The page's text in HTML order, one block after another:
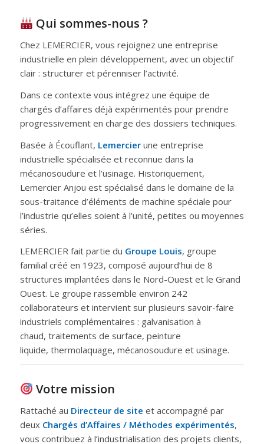
Qui sommes-nous ?
Chez LEMERCIER, vous rejoignez une entreprise
industrielle en plein développement, avec un objectif
clair : structurer et pérenniser l’activité.
Dans ce contexte vous intégrez une équipe de
chargés d’affaires déjà expérimentés pour prendre
progressivement en charge des dossiers techniques.
Basée à Écouflant, Lemercierune entreprise
industrielle spécialisée et reconnue dans la
mécanosoudure et l’usinage. Historiquement,
Lemercier Anjou est spécialisé dans le domaine de la
sous-traitance d’éléments de machine spéciale pour
l’industrie qu’elles soient à l’unité, petites ou moyennes
séries.
LEMERCIER fait partie du Groupe Louis, groupe
familial créé en 1923, composé aujourd’hui de 8
structures implantées dans le Nord-Ouest et le Grand
Ouest. Le groupe rassemble environ 242
collaborateurs et intervient sur plusieurs savoir-faire
industriels complémentaires : galvanisation à
chaud, traitements de surface, peinture
liquide, thermolaquage, mécanosoudure et usinage.
Votre mission
Rattaché au Directeur de site et accompagné par
deux Chargés d’Affaires / Méthodes expérimentés,
vous contribuez à l’industrialisation des projets clients,